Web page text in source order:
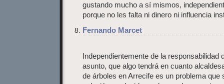
gustando mucho a sí mismos,
porque no les falta ni dinero ni influencia
Fernando Marcet
Independientemente de la responsabilidad
asunto, que algo tendrá en cuanto
de árboles en Arrecife es un problema que